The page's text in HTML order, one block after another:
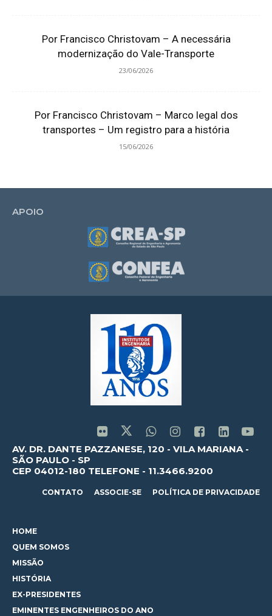
Por Francisco Christovam – A necessária
modernização do Vale-Transporte
23/06/2026
Por Francisco Christovam – Marco legal dos
transportes – Um registro para a história
15/06/2026
APOIO
AV. DR. DANTE PAZZANESE, 120 - VILA MARIANA -
SÃO PAULO - SP
CEP 04012-180 TELEFONE - 11.3466.9200
CONTATO ASSOCIE-SE POLÍTICA DE PRIVACIDADE
HOME
QUEM SOMOS
MISSÃO
HISTÓRIA
EX-PRESIDENTES
EMINENTES ENGENHEIROS DO ANO